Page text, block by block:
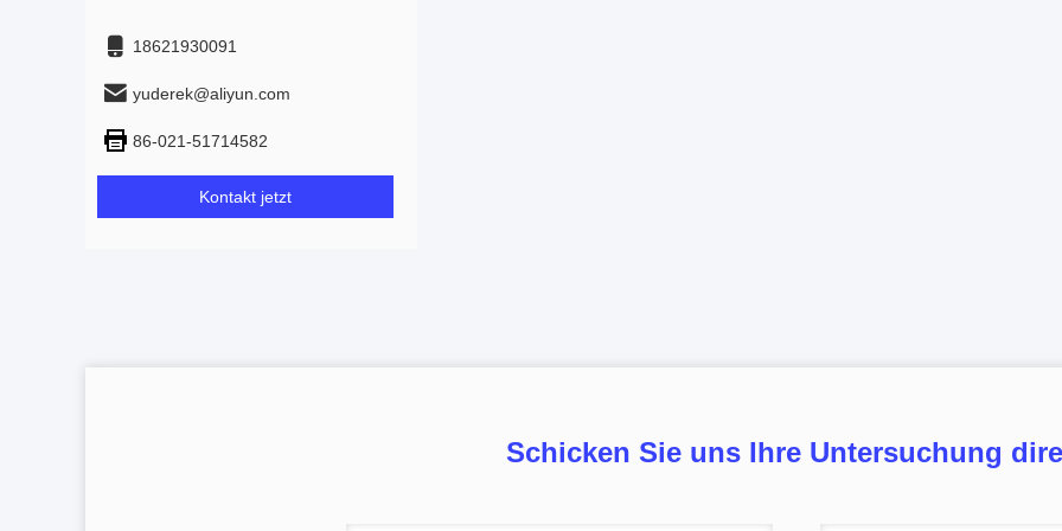
18621930091
yuderek@aliyun.com
86-021-51714582
Kontakt jetzt
Schicken Sie uns Ihre Untersuchung